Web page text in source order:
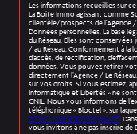
Les informations recueillies sur
La Boite Immo agissant comme
clientèle/prospects de l'Agence /
Données personnelles. La base
du Réseau. Elles sont
/ au Réseau. Conformément à la
d’accès, de rectification,
données. Vous pouvez retirer
directement l’Agence / Le
sur vos droits. Si vous estimez,
Informatique et Libertés » ne
CNIL. Nous vous informons de
téléphonique « Bloctel », sur
https://www.bloctel.gouv.fr.
vous invitons à ne pas inscrire de